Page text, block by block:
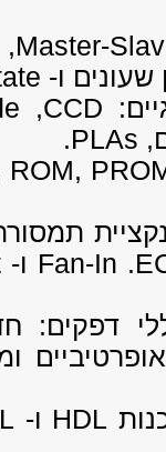
Master-
,
שעונים ו-
CCD
,
PLAs
.
.
Fan-In ו-
דפקים:
HDL ו-